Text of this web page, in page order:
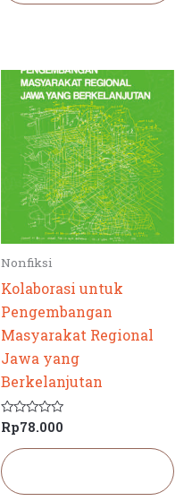
Nonfiksi
Kolaborasi untuk
Pengembangan
Masyarakat Regional
Jawa yang
Berkelanjutan
Dinilai
0
dari
5
Rp78.000